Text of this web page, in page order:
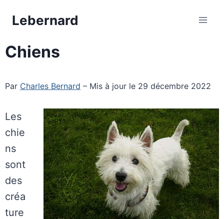
Lebernard
Chiens
Par Charles Bernard – Mis à jour le 29 décembre 2022
Les
chie
ns
sont
des
créa
ture